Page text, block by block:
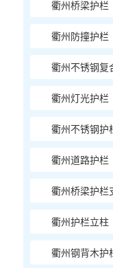
衢州桥梁护栏
衢州防撞护栏
衢州不锈钢复
衢州灯光护栏
衢州不锈钢护
衢州道路护栏
衢州桥梁护栏
衢州护栏立柱
衢州钢背木护